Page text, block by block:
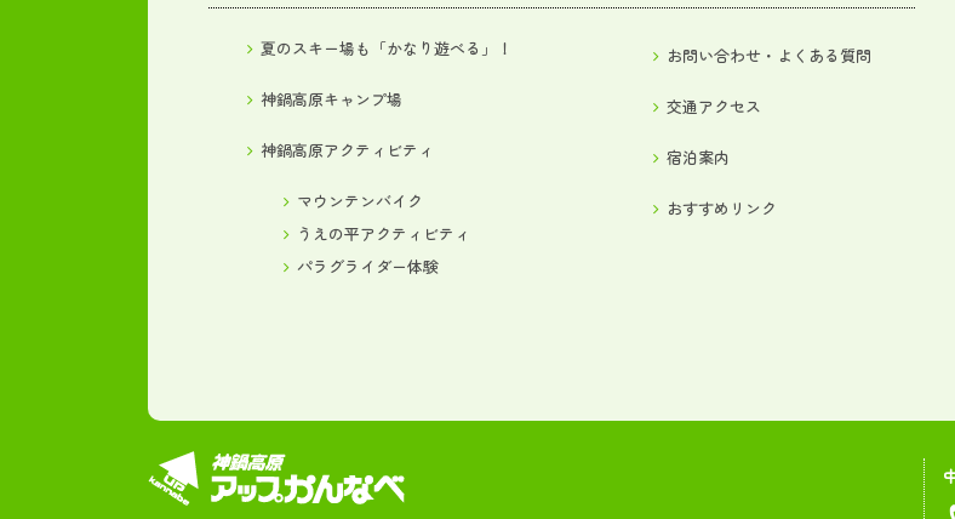
夏のスキー場も「かなり遊べる」！
神鍋高原キャンプ場
神鍋高原アクティビティ
マウンテンバイク
うえの平アクティビティ
パラグライダー体験
お問い合わせ・よくある質問
交通アクセス
宿泊案内
おすすめリンク